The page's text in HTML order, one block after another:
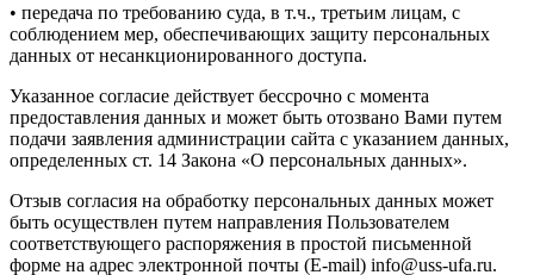
• передача по требованию суда, в т.ч., третьим лицам, с
соблюдением мер, обеспечивающих защиту персональных
данных от несанкционированного доступа.
Указанное согласие действует бессрочно с момента
предоставления данных и может быть отозвано Вами путем
подачи заявления администрации сайта с указанием данных,
определенных ст. 14 Закона «О персональных данных».
Отзыв согласия на обработку персональных данных может
быть осуществлен путем направления Пользователем
соответствующего распоряжения в простой письменной
форме на адрес электронной почты (E-mail) info@uss-ufa.ru.